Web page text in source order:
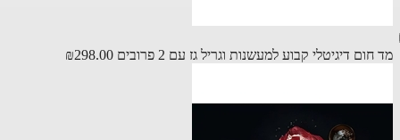
דיגיטלי קבוע למעשנות וגריל גז עם 2 פרובים ₪298.00